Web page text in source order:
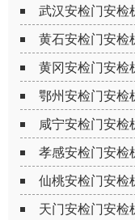
武汉安检门安检
黄石安检门安检
黄冈安检门安检
鄂州安检门安检
咸宁安检门安检
孝感安检门安检
仙桃安检门安检
天门安检门安检